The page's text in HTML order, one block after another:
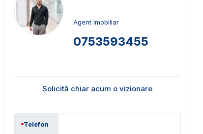
Agent Imobiliar
0753593455
Solicită chiar acum o vizionare
Telefon